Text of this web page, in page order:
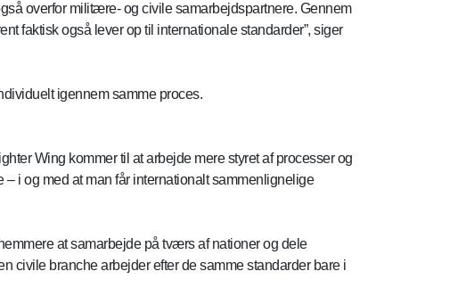
overfor militære- og civile samarbejdspartnere. Gennem
faktisk også lever op til internationale standarder”, siger
igennem samme proces.
Wing kommer til at arbejde mere styret af processer og
i og med at man får internationalt sammenlignelige
at samarbejde på tværs af nationer og dele
civile branche arbejder efter de samme standarder bare i